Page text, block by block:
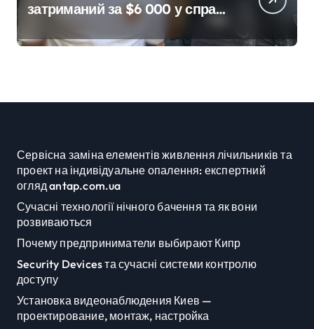
затриманий за $6 000 у справі
про «звільнення» від
мобілізації
Сервісна заміна елементів живлення лічильників та
проект на індивідуальне опалення: експертний
огляд antap.com.ua
Сучасні технології нічного бачення та як вони
розвиваються
Почему предприниматели выбирают Кипр
Security Devices та сучасні системи контролю
доступу
Установка видеонаблюдения Киев —
проектирование, монтаж, настройка